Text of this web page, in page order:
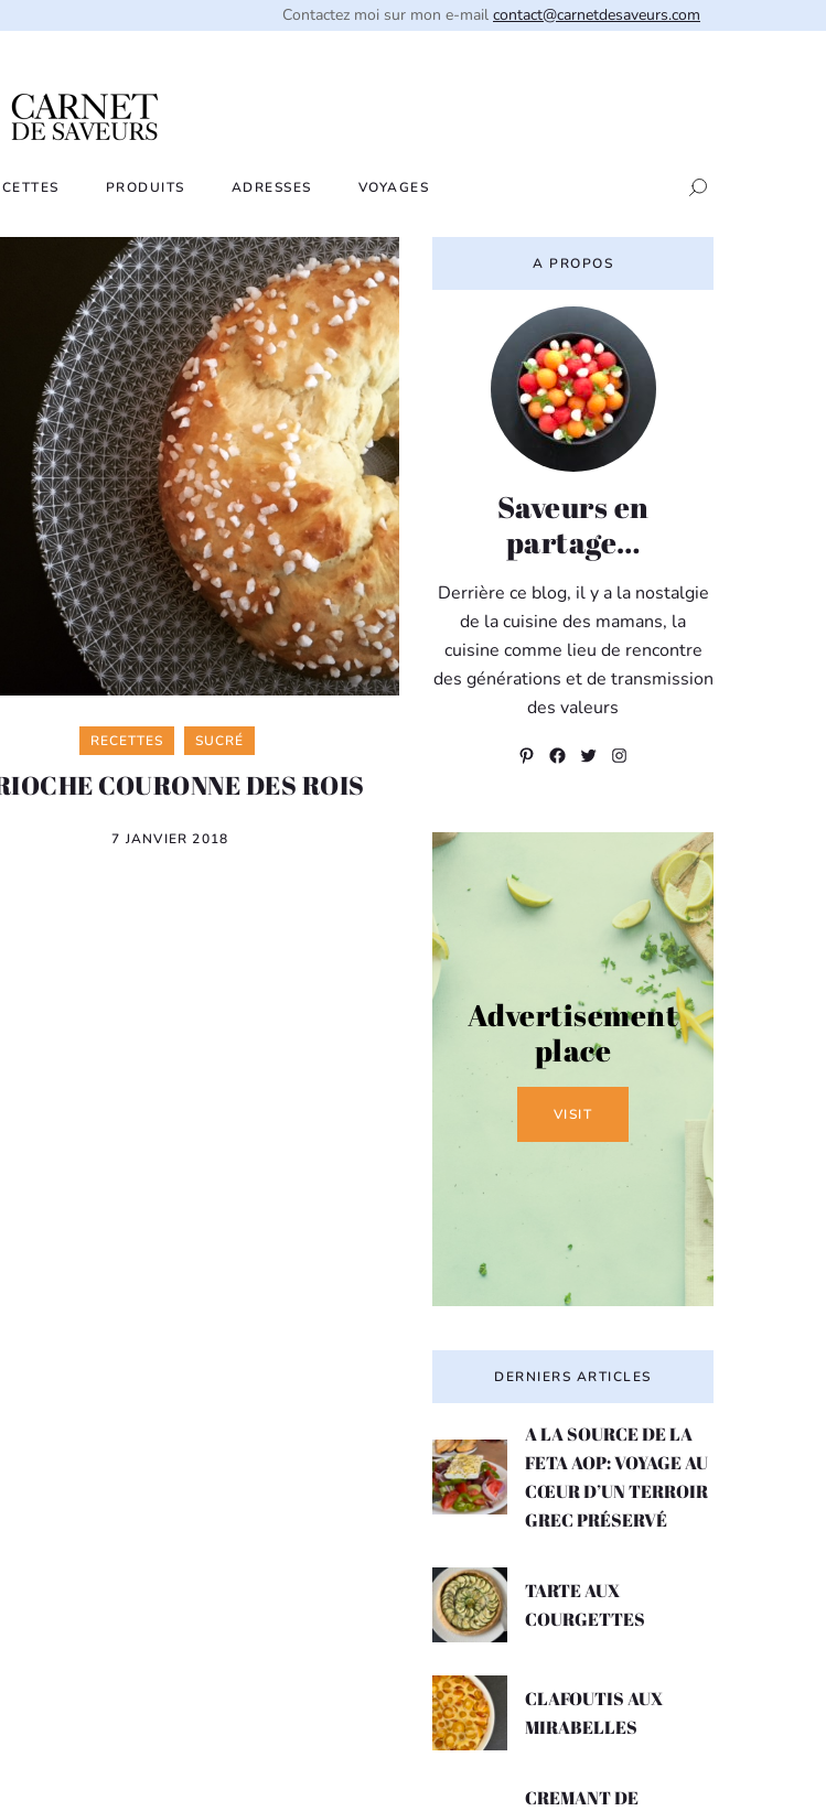
Contactez moi sur mon e-mail contact@carnetdesaveurs.com
PRODUITS ADRESSES VOYAGES
Categories
RECETTES SUCRÉ
COURONNE DES ROIS
7 JANVIER 2018
A PROPOS
Saveurs en
partage…
Derrière ce blog, il y a la nostalgie
de la cuisine des mamans, la
cuisine comme lieu de rencontre
des générations et de transmission
des valeurs
Pinterest
Facebook
TwitterInstagram
Advertisement
place
VISIT
DERNIERS ARTICLES
A LA SOURCE DE LA
FETA AOP: VOYAGE AU
CŒUR D’UN TERROIR
GREC PRÉSERVÉ
TARTE AUX
COURGETTES
CLAFOUTIS AUX
MIRABELLES
CREMANT DE